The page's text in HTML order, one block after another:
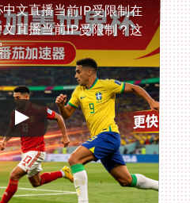
文直播当前IP受限制在
越南看抖音世界杯中文直播当前IP受限制？这